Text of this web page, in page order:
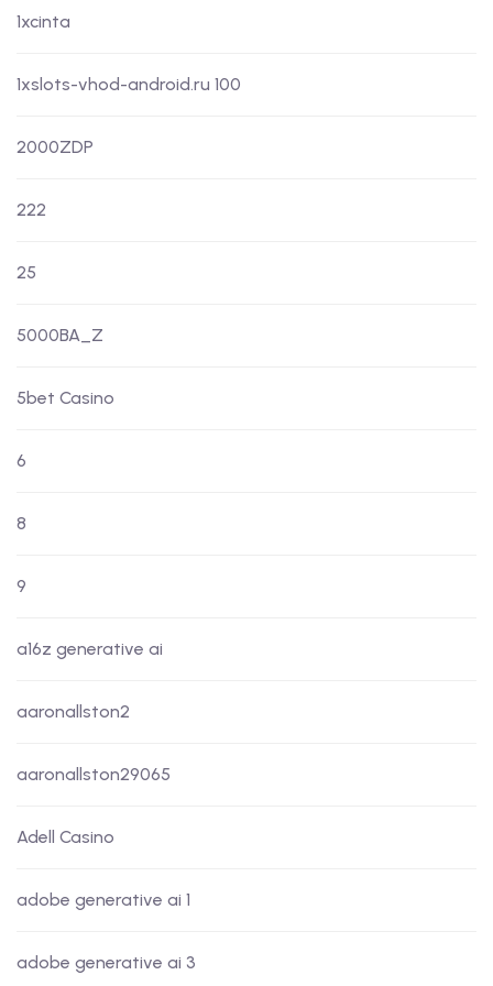
1xcinta
1xslots-vhod-android.ru 100
2000ZDP
222
25
5000BA_Z
5bet Casino
6
8
9
a16z generative ai
aaronallston2
aaronallston29065
Adell Casino
adobe generative ai 1
adobe generative ai 3